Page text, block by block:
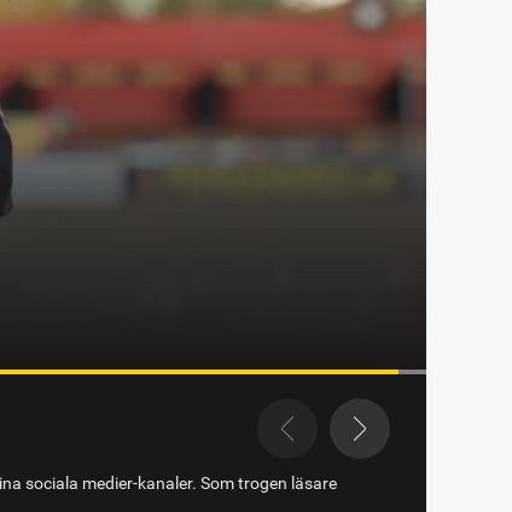
sociala medier-kanaler. Som trogen läsare